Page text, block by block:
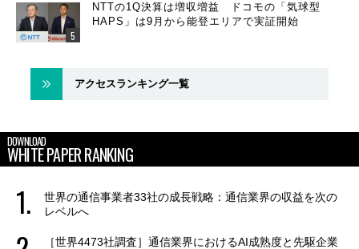
NTTの1Q決算は増収増益 ドコモの「気球型
HAPS」は9月から能登エリアで実証開始
アクセスランキング一覧
DOWNLOAD
WHITE PAPER RANKING
世界の通信事業者33社の成長戦略：通信業界の収益を次の
レベルへ
［世界4473社調査］通信業界におけるAI成熟度と先駆企業